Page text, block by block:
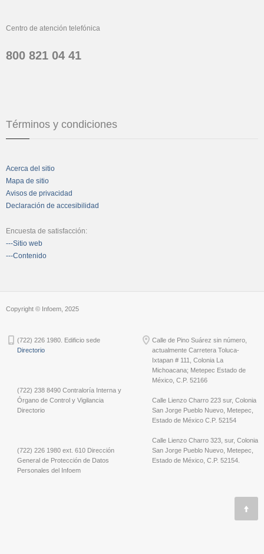
Centro de atención telefónica
800 821 04 41
Términos y condiciones
Acerca del sitio
Mapa de sitio
Avisos de privacidad
Declaración de accesibilidad
Encuesta de satisfacción:
---Sitio web
---Contenido
Copyright © Infoem, 2025
(722) 226 1980. Edificio sede
Directorio
(722) 238 8490 Contraloría Interna y
Órgano de Control y Vigilancia
Directorio
(722) 226 1980 ext. 610 Dirección
General de Protección de Datos
Personales del Infoem
Calle de Pino Suárez sin número,
actualmente Carretera Toluca-
Ixtapan # 111, Colonia La
Michoacana; Metepec Estado de
México, C.P. 52166
Calle Lienzo Charro 223 sur, Colonia
San Jorge Pueblo Nuevo, Metepec,
Estado de México C.P. 52154
Calle Lienzo Charro 323, sur, Colonia
San Jorge Pueblo Nuevo, Metepec,
Estado de México, C.P. 52154.